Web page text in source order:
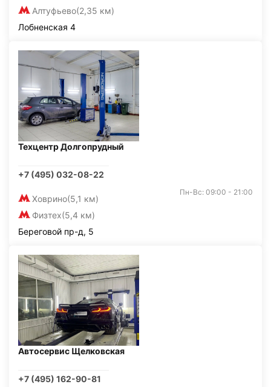
Алтуфьево(2,35 км)
Лобненская 4
Техцентр Долгопрудный
+7 (495) 032-08-22
Ховрино(5,1 км)
Физтех(5,4 км)
Пн-Вс: 09:00 - 21:00
Береговой пр-д, 5
Автосервис Щелковская
+7 (495) 162-90-81